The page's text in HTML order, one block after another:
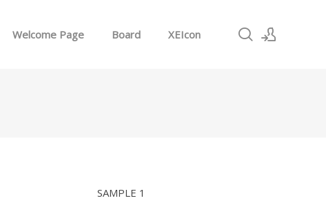
Welcome Page Board XEIcon
SAMPLE 1